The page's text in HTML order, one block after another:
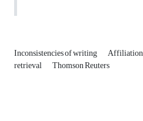
Inconsistencies of writing Affiliation
retrieval Thomson Reuters